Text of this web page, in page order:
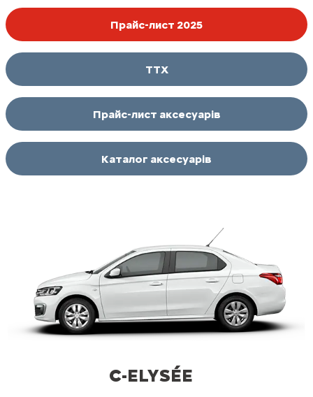
Прайс-лист 2025
ТТХ
Прайс-лист аксесуарів
Каталог аксесуарів
C-ELYSÉE